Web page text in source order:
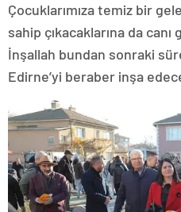
Çocuklarımıza temiz bir
sahip çıkacaklarına da canı
İnşallah bundan sonraki
Edirne’yi beraber inşa